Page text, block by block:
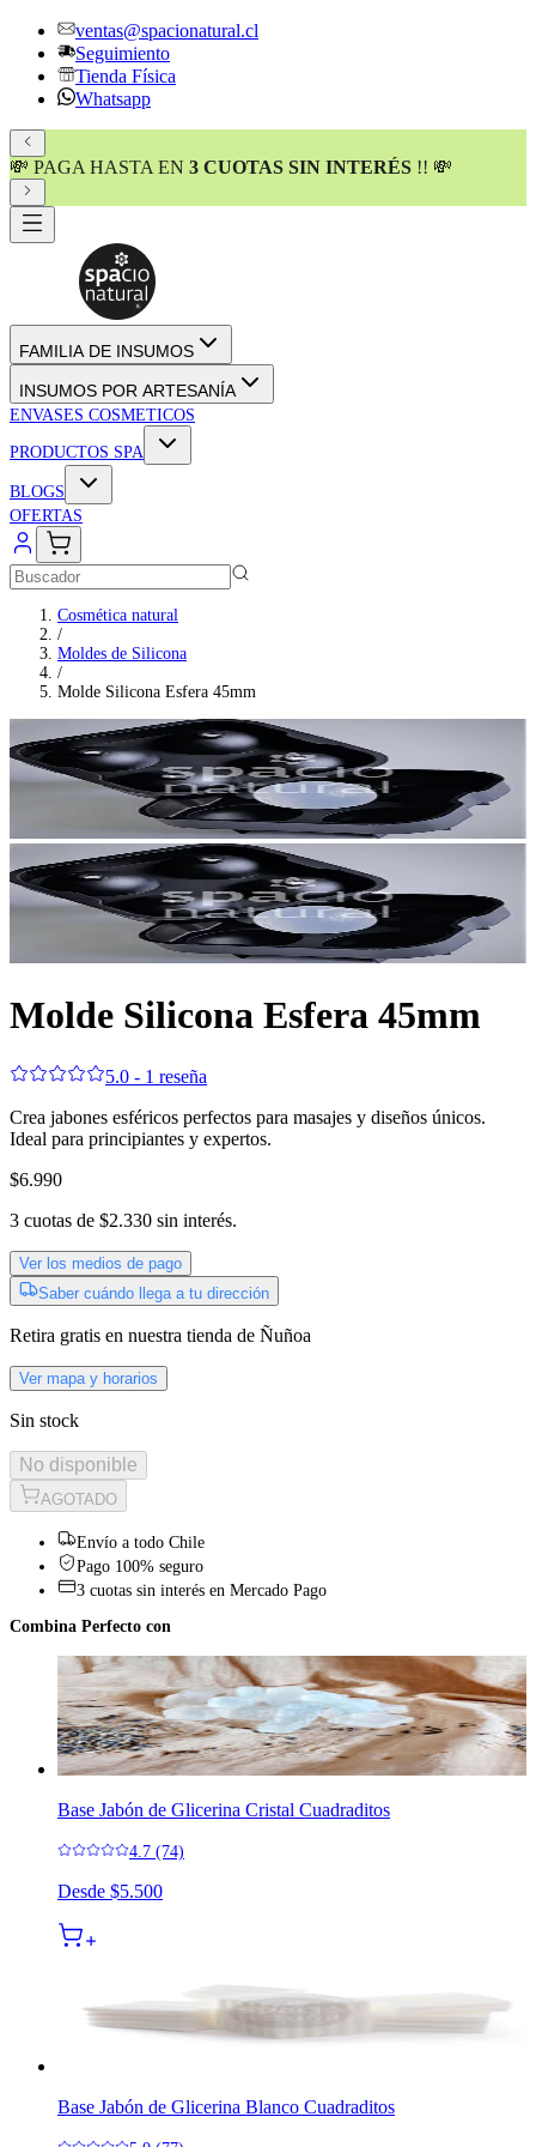
ventas@spacionatural.cl
Seguimiento
Tienda Física
Whatsapp
💸 PAGA HASTA EN 3 CUOTAS SIN INTERÉS !! 💸
FAMILIA DE INSUMOS
INSUMOS POR ARTESANÍA
ENVASES COSMETICOS
PRODUCTOS SPA
BLOGS
OFERTAS
Cosmética natural
/
Moldes de Silicona
/
Molde Silicona Esfera 45mm
Molde Silicona Esfera 45mm
5.0 - 1 reseña
Crea jabones esféricos perfectos para masajes y diseños únicos.
Ideal para principiantes y expertos.
$6.990
3 cuotas de $2.330 sin interés.
Ver los medios de pago
Saber cuándo llega a tu dirección
Retira gratis en nuestra tienda de Ñuñoa
Ver mapa y horarios
Sin stock
No disponible
AGOTADO
Envío a todo Chile
Pago 100% seguro
3 cuotas sin interés en Mercado Pago
Combina Perfecto con
Base Jabón de Glicerina Cristal Cuadraditos
4.7 (74)
Desde $5.500
Base Jabón de Glicerina Blanco Cuadraditos